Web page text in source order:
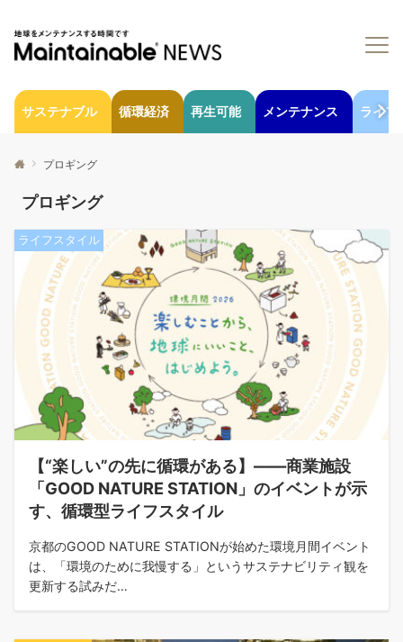
サステナブル 循環経済 再生可能 メンテナンス ライフ
プロギング
プロギング
ライフスタイル
【“楽しい”の先に循環がある】――商業施設
「GOOD NATURE STATION」のイベントが示
す、循環型ライフスタイル
京都のGOOD NATURE STATIONが始めた環境月間イベント
は、「環境のために我慢する」というサステナビリティ観を
更新する試みだ…